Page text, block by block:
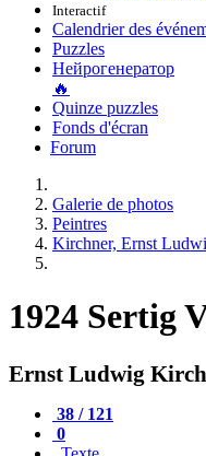
Interactif
Calendrier des
Puzzles
Нейрогенератор
🔥
Quinze puzzles
Fonds d'écran
Forum
Galerie de photos
Peintres
Kirchner, Ernst
1924 Sertig
Ernst Ludwig
38 / 121
0